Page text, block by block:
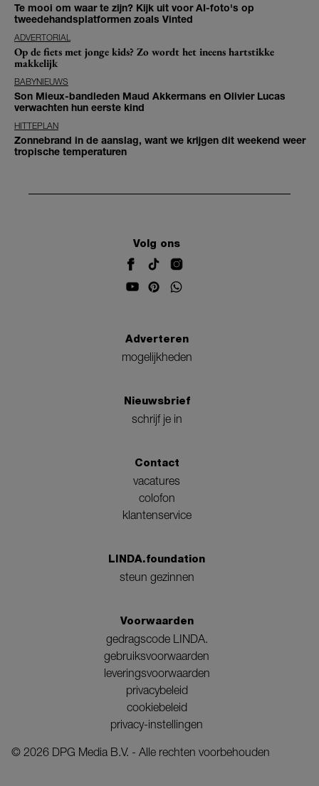
Te mooi om waar te zijn? Kijk uit voor AI-foto's op
tweedehandsplatformen zoals Vinted
ADVERTORIAL
Op de fiets met jonge kids? Zo wordt het ineens hartstikke
makkelijk
BABYNIEUWS
Son Mieux-bandleden Maud Akkermans en Olivier Lucas
verwachten hun eerste kind
HITTEPLAN
Zonnebrand in de aanslag, want we krijgen dit weekend weer
tropische temperaturen
Volg ons
Adverteren
mogelijkheden
Nieuwsbrief
schrijf je in
Contact
vacatures
colofon
klantenservice
LINDA.foundation
steun gezinnen
Voorwaarden
gedragscode LINDA.
gebruiksvoorwaarden
leveringsvoorwaarden
privacybeleid
cookiebeleid
privacy-instellingen
© 2026 DPG Media B.V. - Alle rechten voorbehouden